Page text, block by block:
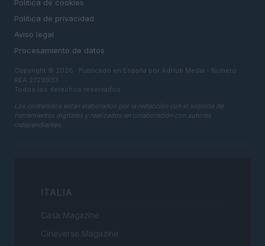
Politica de cookies
Política de privacidad
Aviso legal
Procesamiento de datos
Copyright © 2026 · Publicado en España por AdHub Media - Numero
REA 2729933
Todos los derechos reservados
Los contenidos están elaborados por la redacción con el soporte de
herramientas digitales y realizados en colaboración con autores
independientes.
ITALIA
Casa Magazine
Cineverse Magazine